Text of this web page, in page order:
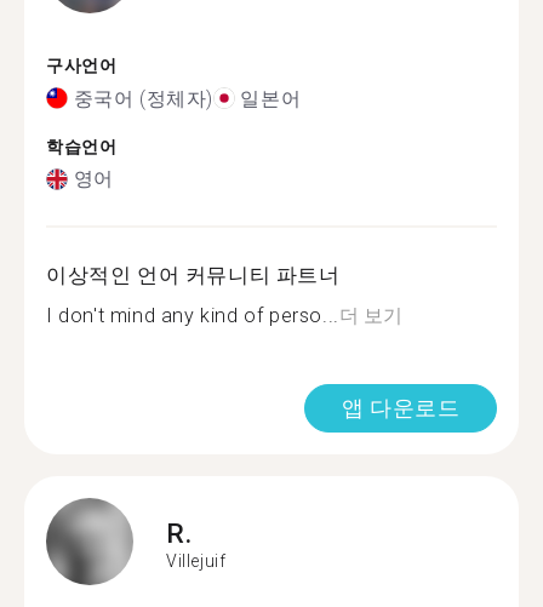
구사언어
중국어 (정체자) 일본어
학습언어
영어
이상적인 언어 커뮤니티 파트너
I don't mind any kind of perso...더 보기
앱 다운로드
R.
Villejuif